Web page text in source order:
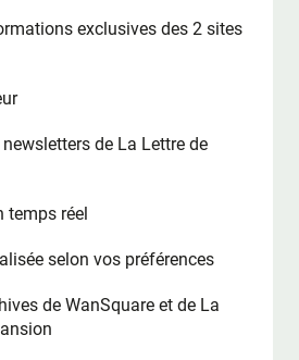
exclusives des 2 sites
de La Lettre de
temps réel
selon vos préférences
de WanSquare et de La